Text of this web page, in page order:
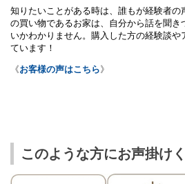
知りたいことがある時は、誰もが経験者の
の買い物であるお家は、自分から話を聞き
いかわかりません。購入した方の経験談や
ています！
《お客様の声はこちら》
このような方にお声掛け